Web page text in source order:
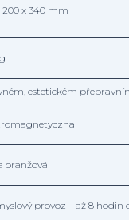
200 x 340 mm
estetickém
oranžová
provoz – až 8 hodin